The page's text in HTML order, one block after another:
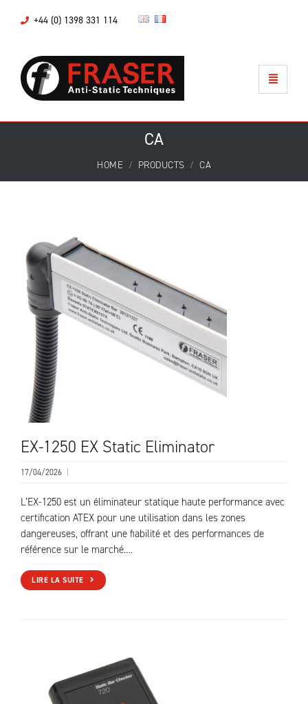
+44 (0) 1398 331 114
CA
HOME PRODUCTS CA
EX-1250 EX Static Eliminator
17/04/2026
L’EX-1250 est un éliminateur statique haute performance avec
certification ATEX pour une utilisation dans les zones
dangereuses, offrant une fiabilité et des performances de
référence sur le marché….
LIRE LA SUITE